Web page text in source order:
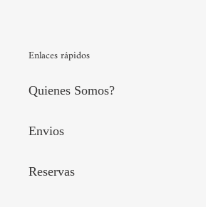
Enlaces rápidos
Quienes Somos?
Envios
Reservas